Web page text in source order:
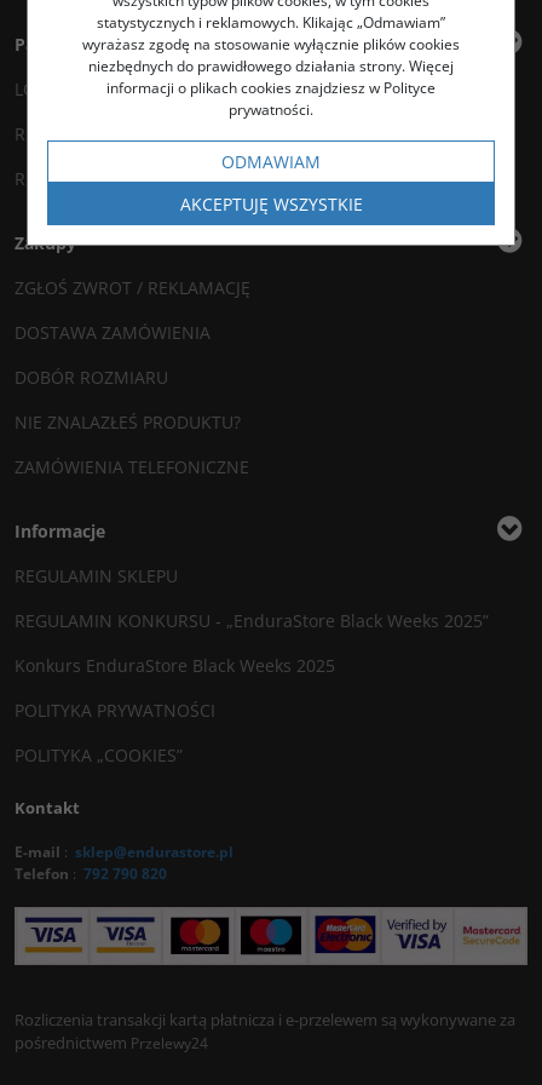
Panel klienta
LOGOWANIE
REJESTRACJA
REKLAMACJE / ZWROTY
Zakupy
ZGŁOŚ ZWROT / REKLAMACJĘ
DOSTAWA ZAMÓWIENIA
DOBÓR ROZMIARU
NIE ZNALAZŁEŚ PRODUKTU?
ZAMÓWIENIA TELEFONICZNE
Informacje
REGULAMIN SKLEPU
REGULAMIN KONKURSU - „EnduraStore Black Weeks 2025”
Konkurs EnduraStore Black Weeks 2025
POLITYKA PRYWATNOŚCI
POLITYKA „COOKIES”
Kontakt
E-mail : sklep@endurastore.pl
Telefon : 792 790 820
Rozliczenia transakcji kartą płatnicza i e-przelewem są wykonywane za
pośrednictwem Przelewy24
statystycznych i reklamowych. Klikając „Odmawiam”
wyrażasz zgodę na stosowanie wyłącznie plików cookies
niezbędnych do prawidłowego działania strony. Więcej
informacji o plikach cookies znajdziesz w Polityce
prywatności.
ODMAWIAM
AKCEPTUJĘ WSZYSTKIE